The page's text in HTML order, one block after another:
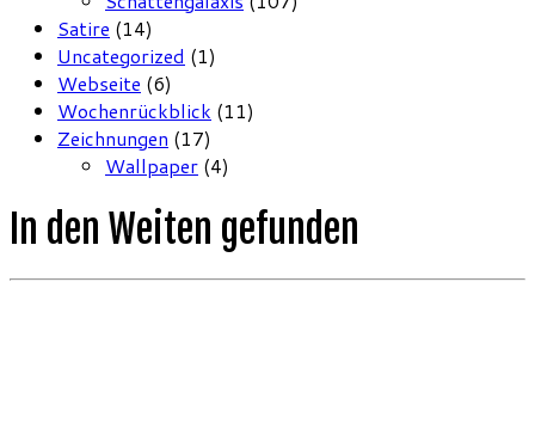
Satire (14)
Uncategorized (1)
Webseite (6)
Wochenrückblick (11)
Zeichnungen (17)
Wallpaper (4)
In den Weiten gefunden